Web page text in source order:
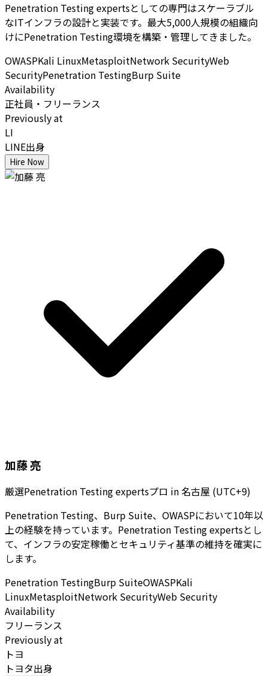
Penetration Testing expertsとしての専門はスケーラブル
なITインフラの設計と実装です。最大5,000人規模の組織向
けにPenetration Testing環境を構築・管理してきました。
OWASPKali LinuxMetasploitNetwork SecurityWeb
SecurityPenetration TestingBurp Suite
Availability
正社員・フリーランス
Previously at
LI
LINE出身
Hire Now
加藤 亮
厳選Penetration Testing expertsプロ in 名古屋 (UTC+9)
Penetration Testing、Burp Suite、OWASPにおいて10年以
上の経験を持っています。Penetration Testing expertsとし
て、インフラの安定稼働とセキュリティ基準の維持を確実に
します。
Penetration TestingBurp SuiteOWASPKali
LinuxMetasploitNetwork SecurityWeb Security
Availability
フリーランス
Previously at
トヨ
トヨタ出身